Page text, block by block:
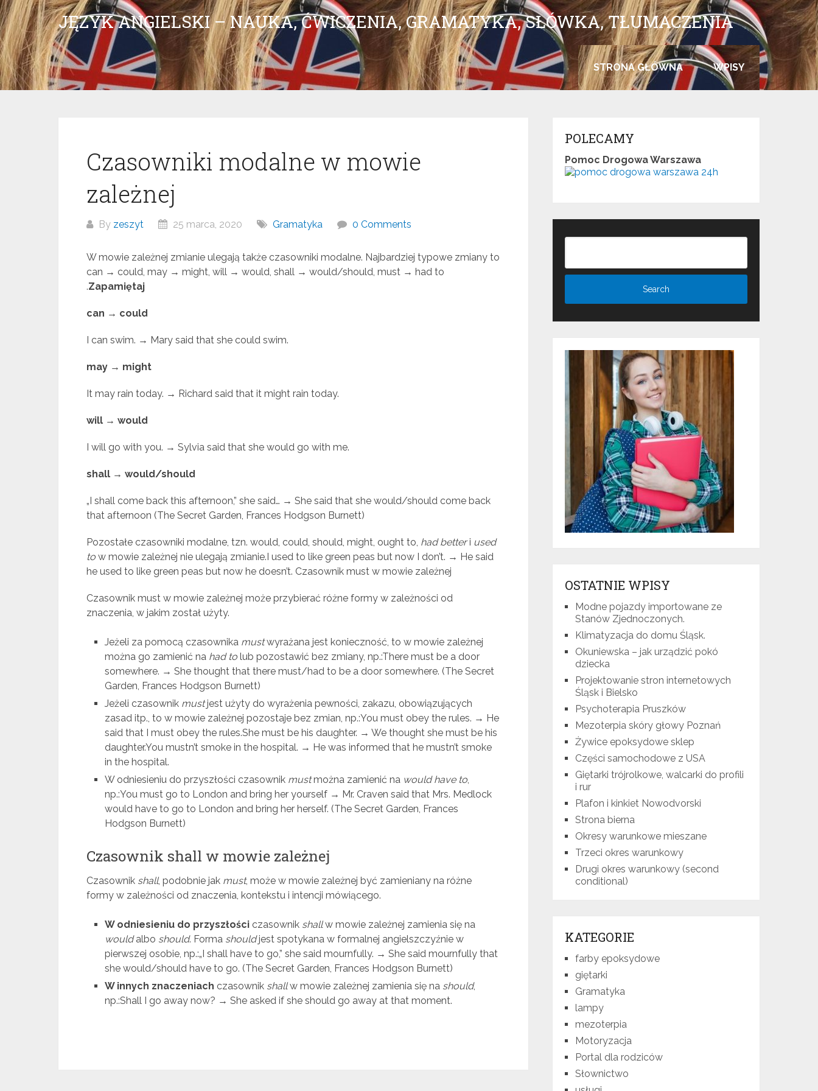
Skip
to
content
JĘZYK ANGIELSKI – NAUKA, ĆWICZENIA, GRAMATYKA, SŁÓWKA, TŁUMACZENIA
STRONA GŁÓWNA WPISY
Czasowniki modalne w mowie
zależnej
By zeszyt 25 marca, 2020 Gramatyka 0 Comments
W mowie zależnej zmianie ulegają także czasowniki modalne. Najbardziej typowe zmiany to
can → could, may → might, will → would, shall → would/should, must → had to
.Zapamiętaj
can → could
I can swim. → Mary said that she could swim.
may → might
It may rain today. → Richard said that it might rain today.
will → would
I will go with you. → Sylvia said that she would go with me.
shall → would/should
„I shall come back this afternoon,” she said… → She said that she would/should come back
that afternoon (The Secret Garden, Frances Hodgson Burnett)
Pozostałe czasowniki modalne, tzn. would, could, should, might, ought to, had betteri used
to w mowie zależnej nie ulegają zmianie.I used to like green peas but now I don’t. → He said
he used to like green peas but now he doesn’t. Czasownik must w mowie zależnej
Czasownik must w mowie zależnej może przybierać różne formy w zależności od
znaczenia, w jakim został użyty.
Jeżeli za pomocą czasownika mustwyrażana jest konieczność, to w mowie zależnej
można go zamienić na had to lub pozostawić bez zmiany, np.:There must be a door
somewhere. → She thought that there must/had to be a door somewhere. (The Secret
Garden, Frances Hodgson Burnett)
Jeżeli czasownik mustjest użyty do wyrażenia pewności, zakazu, obowiązujących
zasad itp., to w mowie zależnej pozostaje bez zmian, np.:You must obey the rules. → He
said that I must obey the rules.She must be his daughter. → We thought she must be his
daughter.You mustn’t smoke in the hospital. → He was informed that he mustn’t smoke
in the hospital.
W odniesieniu do przyszłości czasownik mustmożna zamienić na would have to,
np.:You must go to London and bring her yourself → Mr. Craven said that Mrs. Medlock
would have to go to London and bring her herself. (The Secret Garden, Frances
Hodgson Burnett)
Czasownik shall w mowie zależnej
Czasownik shall, podobnie jak must, może w mowie zależnej być zamieniany na różne
formy w zależności od znaczenia, kontekstu i intencji mówiącego.
W odniesieniu do przyszłości czasownik shallw mowie zależnej zamienia się na
wouldalbo should. Forma shouldjest spotykana w formalnej angielszczyźnie w
pierwszej osobie, np.:„I shall have to go,” she said mournfully. → She said mournfully that
she would/should have to go. (The Secret Garden, Frances Hodgson Burnett)
W innych znaczeniach czasownik shallw mowie zależnej zamienia się na should,
np.:Shall I go away now? → She asked if she should go away at that moment.
POLECAMY
Pomoc Drogowa Warszawa
OSTATNIE WPISY
Modne pojazdy importowane ze
Stanów Zjednoczonych.
Klimatyzacja do domu Śląsk.
Okuniewska – jak urządzić pokó
dziecka
Projektowanie stron internetowych
Śląsk i Bielsko
Psychoterapia Pruszków
Mezoterpia skóry głowy Poznań
Żywice epoksydowe sklep
Części samochodowe z USA
Giętarki trójrolkowe, walcarki do profili
i rur
Plafon i kinkiet Nowodvorski
Strona bierna
Okresy warunkowe mieszane
Trzeci okres warunkowy
Drugi okres warunkowy (second
conditional)
KATEGORIE
farby epoksydowe
giętarki
Gramatyka
lampy
mezoterpia
Motoryzacja
Portal dla rodziców
Słownictwo